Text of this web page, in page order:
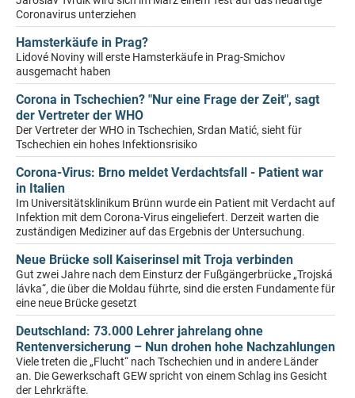
Coronavirus unterziehen
Hamsterkäufe in Prag?
Lidové Noviny will erste Hamsterkäufe in Prag-Smichov
ausgemacht haben
Corona in Tschechien? "Nur eine Frage der Zeit", sagt
der Vertreter der WHO
Der Vertreter der WHO in Tschechien, Srdan Matić, sieht für
Tschechien ein hohes Infektionsrisiko
Corona-Virus: Brno meldet Verdachtsfall - Patient war
in Italien
Im Universitätsklinikum Brünn wurde ein Patient mit Verdacht auf
Infektion mit dem Corona-Virus eingeliefert. Derzeit warten die
zuständigen Mediziner auf das Ergebnis der Untersuchung.
Neue Brücke soll Kaiserinsel mit Troja verbinden
Gut zwei Jahre nach dem Einsturz der Fußgängerbrücke „Trojská
lávka“, die über die Moldau führte, sind die ersten Fundamente für
eine neue Brücke gesetzt
Deutschland: 73.000 Lehrer jahrelang ohne
Rentenversicherung – Nun drohen hohe Nachzahlungen
Viele treten die „Flucht“ nach Tschechien und in andere Länder
an. Die Gewerkschaft GEW spricht von einem Schlag ins Gesicht
der Lehrkräfte.